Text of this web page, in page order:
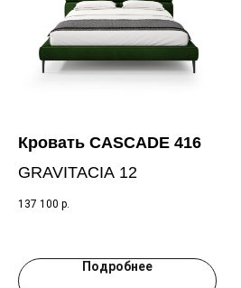
Кровать CASCADE 416
GRAVITACIA 12
137 100 р.
Подробнее